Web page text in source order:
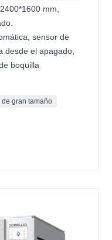
mm,
sensor de
desde el apagado,
boquilla
gran tamaño